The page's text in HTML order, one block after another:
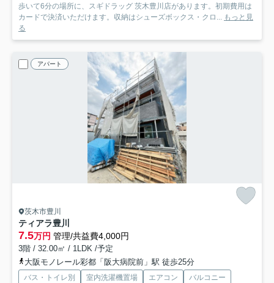
歩いて6分の場所に、スギドラッグ 茨木豊川店があります。初期費用は
カードで決済いただけます。収納はシューズボックス・クロ...
もっと見
る
アパート
茨木市豊川
ティアラ豊川
7.5万円 管理/共益費4,000円
3階 / 32.00㎡ / 1LDK /予定
大阪モノレール彩都「阪大病院前」駅 徒歩25分
バス・トイレ別 室内洗濯機置場 エアコン
バルコニー